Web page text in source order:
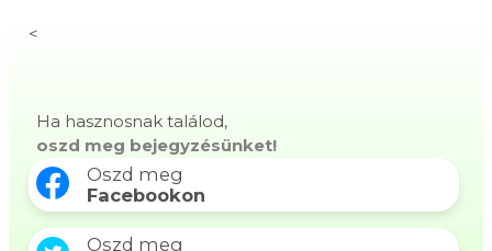
<
Ha hasznosnak találod,
oszd meg bejegyzésünket!
Oszd meg
Facebookon
Oszd meg